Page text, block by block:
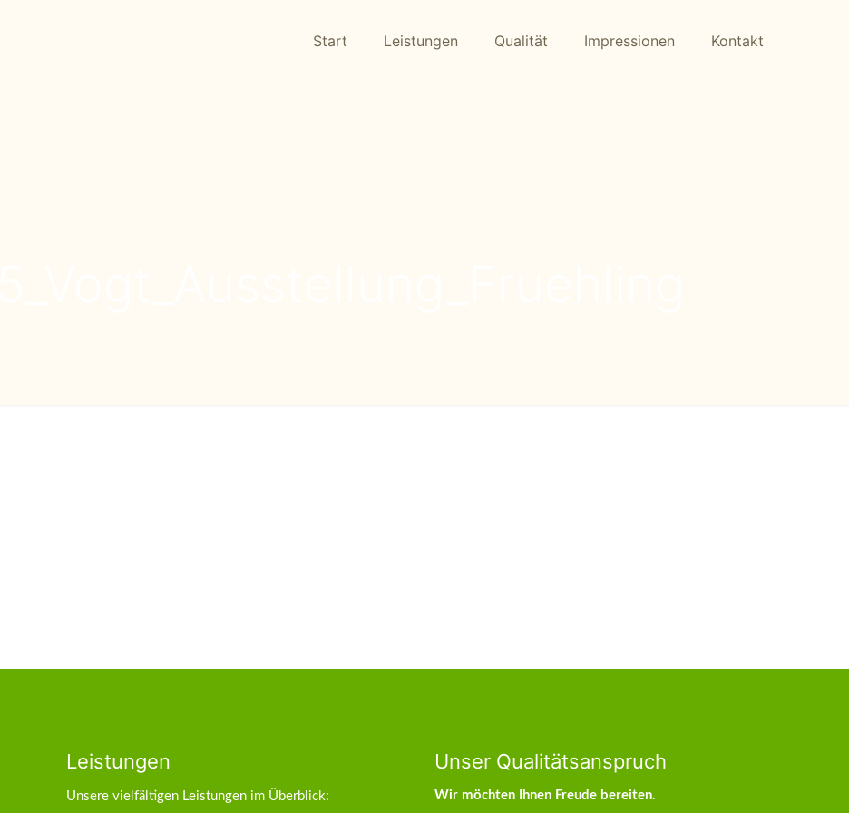
Start Leistungen Qualität Impressionen Kontakt
Leistungen
Unsere vielfältigen Leistungen im Überblick:
Unser Qualitätsanspruch
Wir möchten Ihnen Freude bereiten.